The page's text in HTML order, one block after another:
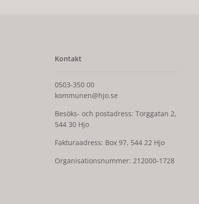
Kontakt
0503-350 00
kommunen@hjo.se
Besöks- och postadress: Torggatan 2,
544 30 Hjo
Fakturaadress: Box 97, 544 22 Hjo
Organisationsnummer: 212000-1728